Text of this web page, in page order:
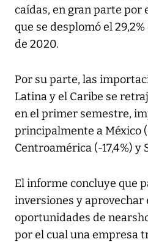
caídas, en gran parte por
que se desplomó el
de 2020.
Por su parte, las
Latina y el Caribe se
en el primer semestre,
principalmente a México
Centroamérica (-17,4%) y
El informe concluye que
inversiones y aprovechar
oportunidades de
por el cual una empresa